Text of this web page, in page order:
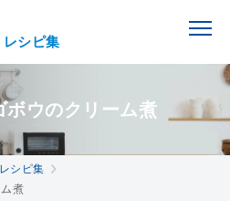
レシピ集
ボウのクリーム煮
レシピ集
煮